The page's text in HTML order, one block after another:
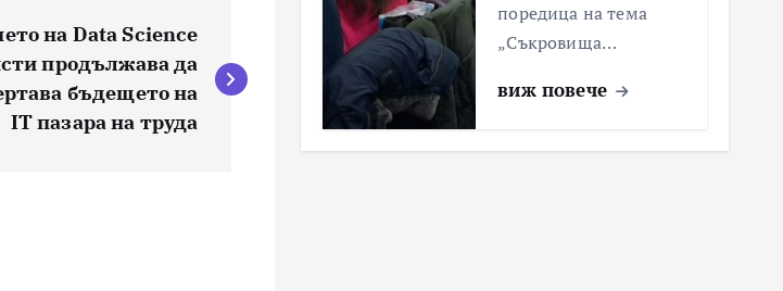
на Data Science
продължава да
бъдещето на
IT пазара на труда
поредица на тема
„Съкровища…
виж повече